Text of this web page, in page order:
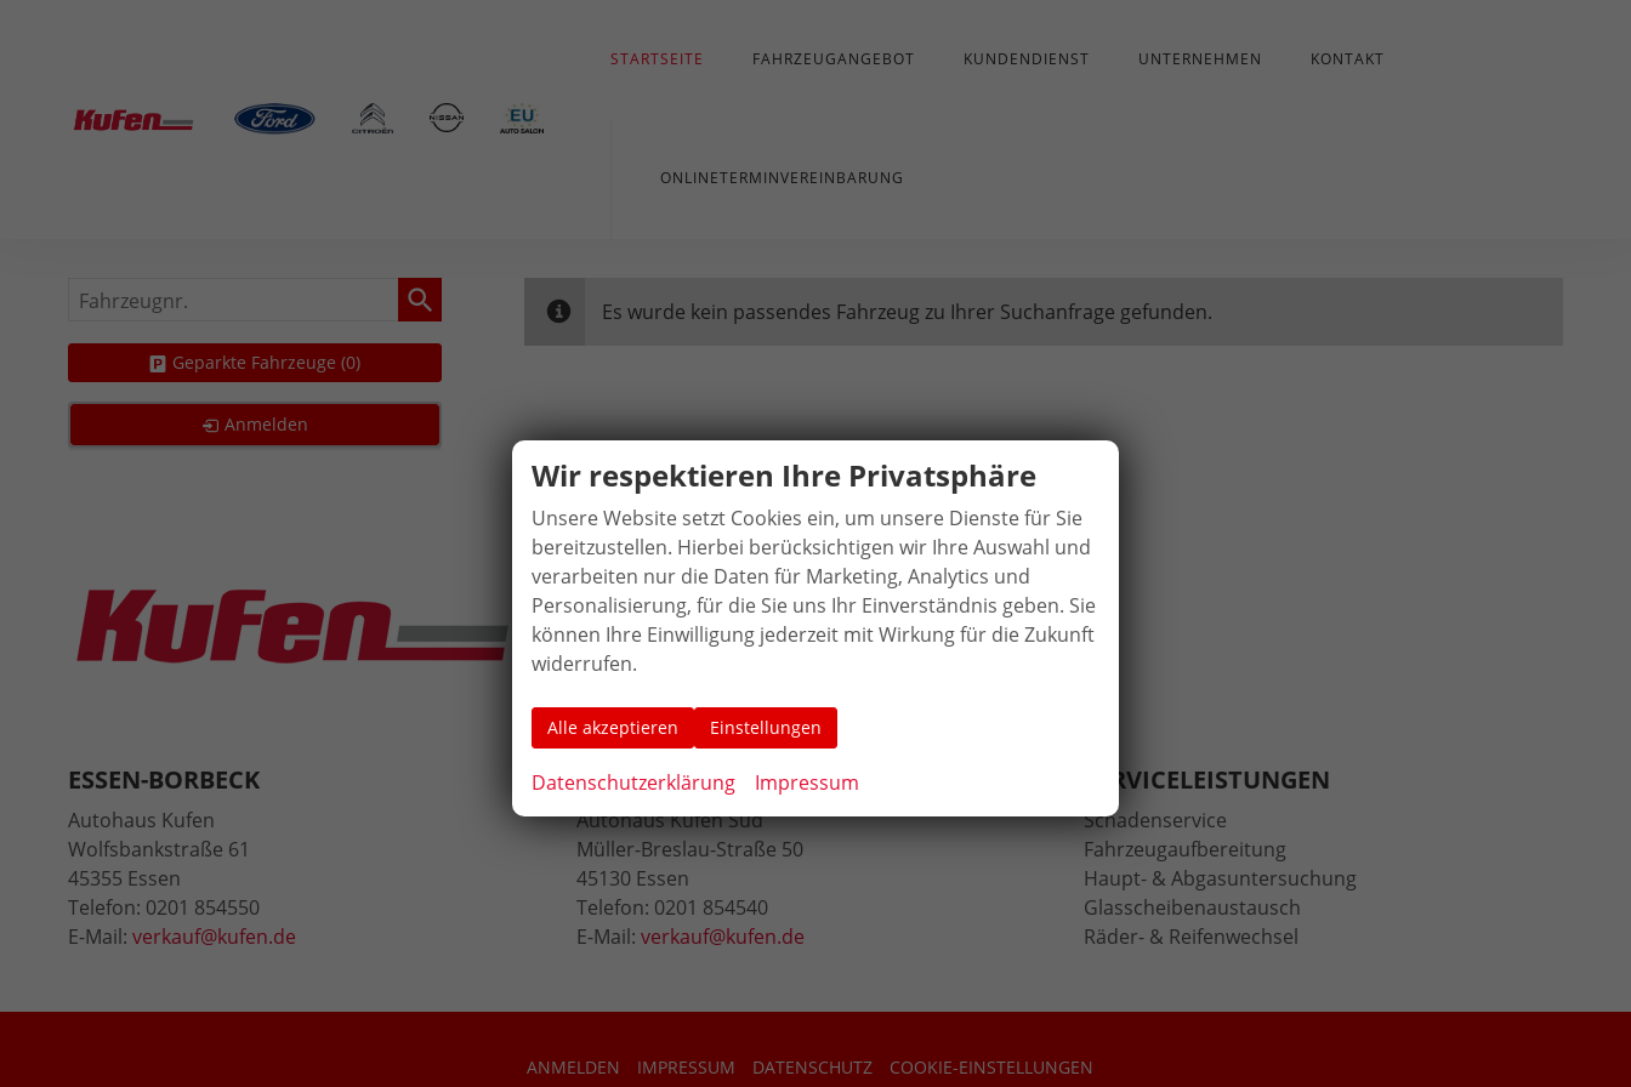
STARTSEITE FAHRZEUGANGEBOT KUNDENDIENST UNTERNEHMEN KONTAKT
ONLINETERMINVEREINBARUNG
Es wurde kein passendes Fahrzeug zu Ihrer Suchanfrage gefunden.
Fahrzeugnr.
Geparkte Fahrzeuge (0)
Anmelden
ESSEN-BORBECK
Autohaus Kufen
Wolfsbankstraße 61
45355 Essen
Telefon: 0201 854550
E-Mail: verkauf@kufen.de
ESSEN-RÜTTENSCHEID
Autohaus Kufen Süd
Müller-Breslau-Straße 50
45130 Essen
Telefon: 0201 854540
E-Mail: verkauf@kufen.de
SERVICELEISTUNGEN
Schadenservice
Fahrzeugaufbereitung
Haupt- & Abgasuntersuchung
Glasscheibenaustausch
Räder- & Reifenwechsel
ANMELDEN IMPRESSUM DATENSCHUTZ COOKIE-EINSTELLUNGEN
Wir respektieren Ihre Privatsphäre
Unsere Website setzt Cookies ein, um unsere Dienste für Sie
bereitzustellen. Hierbei berücksichtigen wir Ihre Auswahl und
verarbeiten nur die Daten für Marketing, Analytics und
Personalisierung, für die Sie uns Ihr Einverständnis geben. Sie
können Ihre Einwilligung jederzeit mit Wirkung für die Zukunft
widerrufen.
Alle akzeptieren Einstellungen
Datenschutzerklärung Impressum